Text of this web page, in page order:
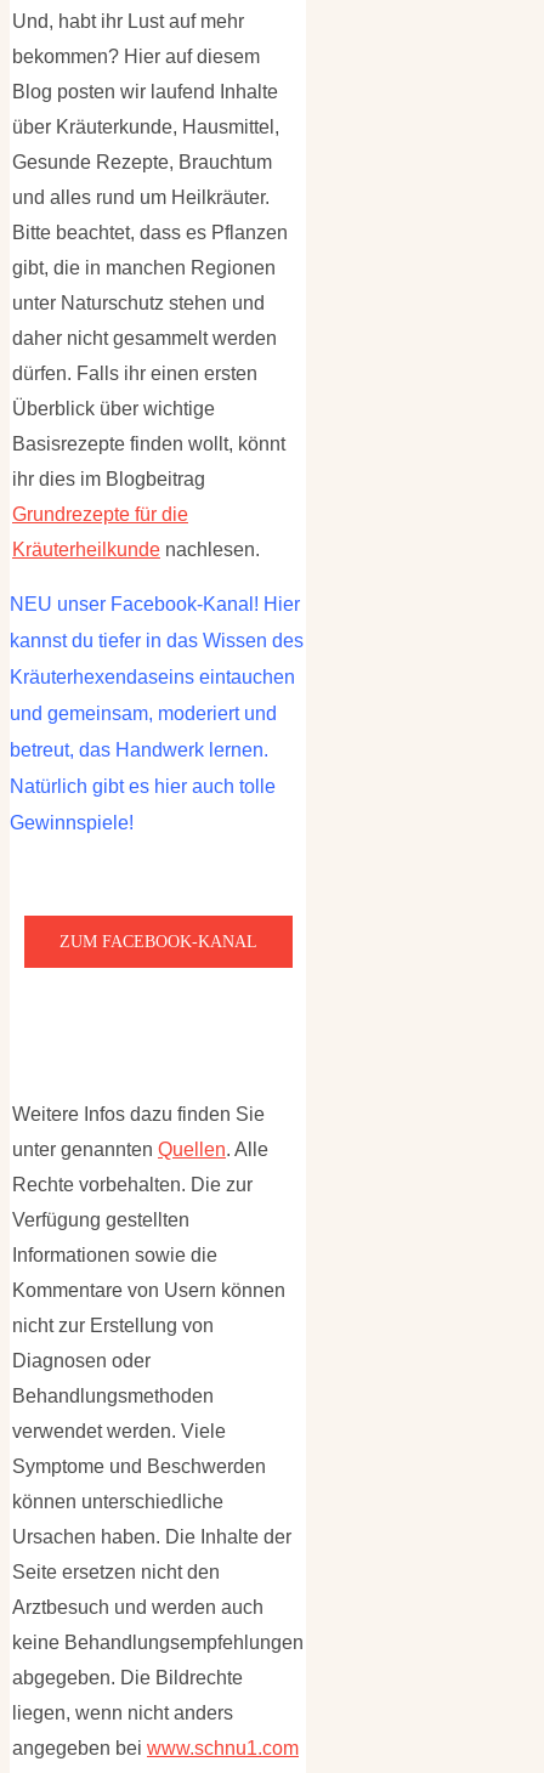
Und, habt ihr Lust auf mehr
bekommen? Hier auf diesem
Blog posten wir laufend Inhalte
über Kräuterkunde, Hausmittel,
Gesunde Rezepte, Brauchtum
und alles rund um Heilkräuter.
Bitte beachtet, dass es Pflanzen
gibt, die in manchen Regionen
unter Naturschutz stehen und
daher nicht gesammelt werden
dürfen. Falls ihr einen ersten
Überblick über wichtige
Basisrezepte finden wollt, könnt
ihr dies im Blogbeitrag
Grundrezepte für die
Kräuterheilkundenachlesen.
NEU unser Facebook-Kanal! Hier
kannst du tiefer in das Wissen des
Kräuterhexendaseins eintauchen
und gemeinsam, moderiert und
betreut, das Handwerk lernen.
Natürlich gibt es hier auch tolle
Gewinnspiele!
ZUM FACEBOOK-KANAL
Weitere Infos dazu finden Sie
unter genannten Quellen. Alle
Rechte vorbehalten. Die zur
Verfügung gestellten
Informationen sowie die
Kommentare von Usern können
nicht zur Erstellung von
Diagnosen oder
Behandlungsmethoden
verwendet werden. Viele
Symptome und Beschwerden
können unterschiedliche
Ursachen haben. Die Inhalte der
Seite ersetzen nicht den
Arztbesuch und werden auch
keine Behandlungsempfehlungen
abgegeben. Die Bildrechte
liegen, wenn nicht anders
angegeben bei www.schnu1.com